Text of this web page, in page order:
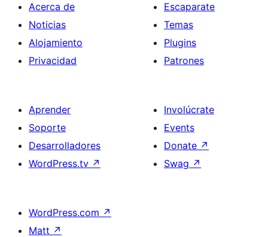
Acerca de
Noticias
Alojamiento
Privacidad
Escaparate
Temas
Plugins
Patrones
Aprender
Soporte
Desarrolladores
WordPress.tv ↗
Involúcrate
Events
Donate ↗
Swag ↗
WordPress.com ↗
Matt ↗